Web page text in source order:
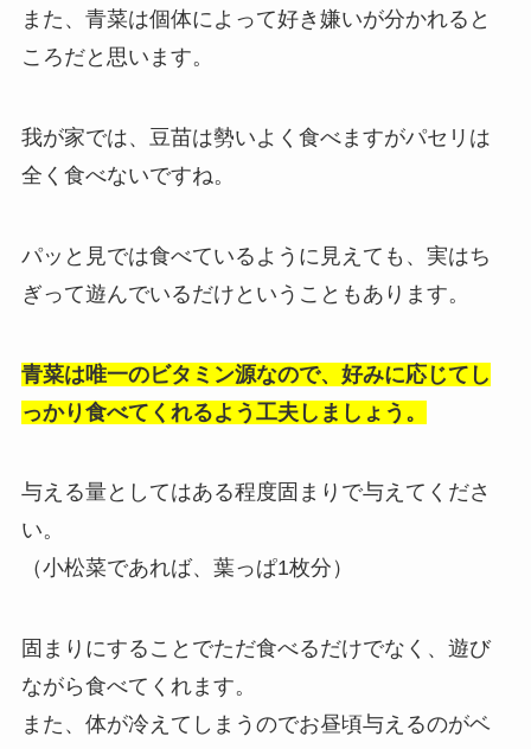
また、青菜は個体によって好き嫌いが分かれると
ころだと思います。
我が家では、豆苗は勢いよく食べますがパセリは
全く食べないですね。
パッと見では食べているように見えても、実はち
ぎって遊んでいるだけということもあります。
青菜は唯一のビタミン源なので、好みに応じてし
っかり食べてくれるよう工夫しましょう。
与える量としてはある程度固まりで与えてくださ
い。
（小松菜であれば、葉っぱ1枚分）
固まりにすることでただ食べるだけでなく、遊び
ながら食べてくれます。
また、体が冷えてしまうのでお昼頃与えるのがベ